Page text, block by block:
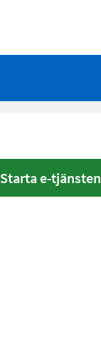
Starta e-tjänsten